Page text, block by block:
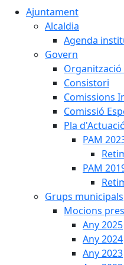
Ajuntament
Alcaldia
Agenda
Govern
Consistori
Comissions
Comissió
Pla
PAM
PAM
Grups municipals
Mocions
Any 2025
Any 2024
Any 2023